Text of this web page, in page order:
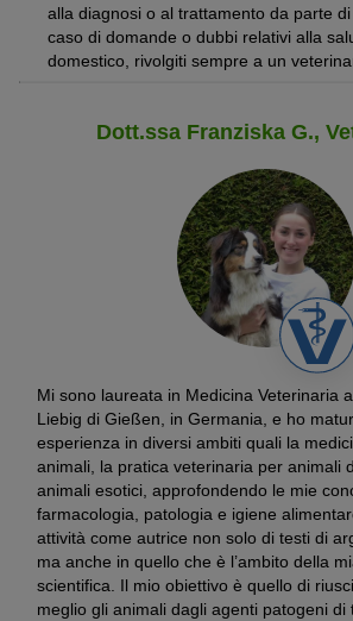
alla diagnosi o al trattamento da parte
caso di domande o dubbi relativi alla
domestico, rivolgiti sempre a un
Dott.ssa Franziska G.,
Mi sono laureata in Medicina Veterinaria
Liebig di Gießen, in Germania, e ho
esperienza in diversi ambiti quali la
animali, la pratica veterinaria per animali
animali esotici, approfondendo le mie
farmacologia, patologia e igiene
attività come autrice non solo di testi di
ma anche in quello che è l’ambito della
scientifica. Il mio obiettivo è quello di
meglio gli animali dagli agenti patogeni di